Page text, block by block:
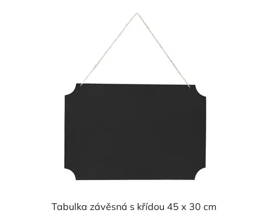
hvězdiček.
Tabulka závěsná s křídou 45 x 30 cm